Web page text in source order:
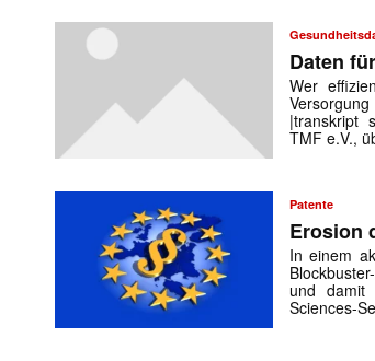
Daten
Wer
|transkript
TMF e.V.,
Patente
Erosion
In einem
und damit
Sciences-